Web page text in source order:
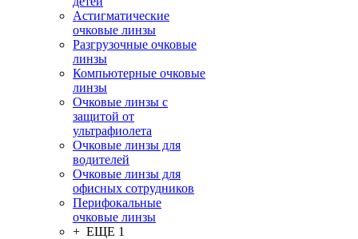
Астигматические
очковые линзы
Разгрузочные очковые
линзы
Компьютерные очковые
линзы
Очковые линзы с
защитой от
ультрафиолета
Очковые линзы для
водителей
Очковые линзы для
офисных сотрудников
Перифокальные
очковые линзы
+ ЕЩЕ 1